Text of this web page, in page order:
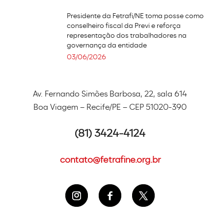
Presidente da Fetrafi/NE toma posse como
conselheiro fiscal da Previ e reforça
representação dos trabalhadores na
governança da entidade
03/06/2026
Av. Fernando Simões Barbosa, 22, sala 614
Boa Viagem – Recife/PE – CEP 51020-390
(81) 3424-4124
contato@fetrafine.org.br